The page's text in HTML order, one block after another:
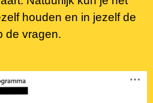
houden en in jezelf de
de vragen.